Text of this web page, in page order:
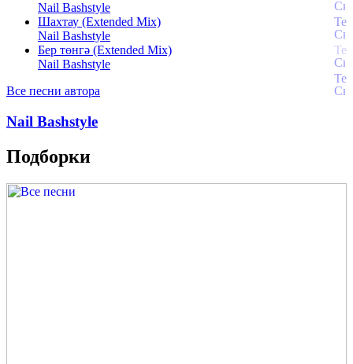
Nail Bashstyle
Шахтау (Extended Mix)
Nail Bashstyle
Бер төнгә (Extended Mix)
Nail Bashstyle
Все песни автора
Nail Bashstyle
Подборки